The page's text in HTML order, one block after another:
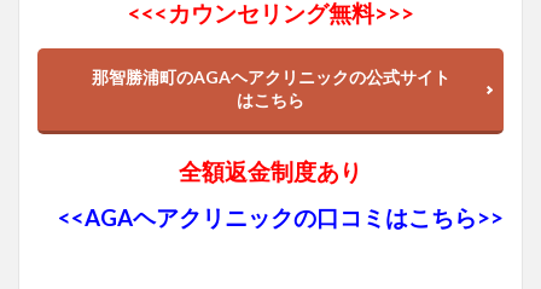
<<<カウンセリング無料>>>
那智勝浦町のAGAヘアクリニックの公式サイト
はこちら
全額返金制度あり
<<AGAヘアクリニックの口コミはこちら>>